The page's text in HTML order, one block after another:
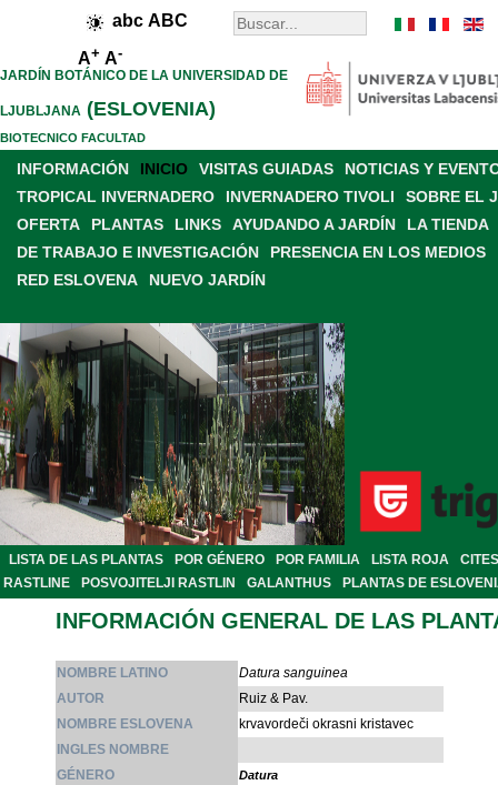
abc ABC
A+ A-
JARDÍN BOTÁNICO DE LA UNIVERSIDAD DE
LJUBLJANA (ESLOVENIA)
BIOTECNICO FACULTAD
INFORMACIÓN INICIO VISITAS GUIADAS
NOTICIAS Y
TROPICAL INVERNADERO
INVERNADERO TIVOLI
SOBRE EL
OFERTA
PLANTAS LINKS AYUDANDO A JARDÍN
LA TIENDA
DE TRABAJO E INVESTIGACIÓN
PRESENCIA EN LOS MEDIOS
RED ESLOVENA
NUEVO JARDÍN
LISTA DE LAS PLANTAS POR GÉNERO POR FAMILIA LISTA ROJA
CITES
RASTLINE
POSVOJITELJI RASTLIN GALANTHUS PLANTAS DE
INFORMACIÓN GENERAL DE LAS
NOMBRE LATINO
Datura sanguinea
AUTOR
Ruiz & Pav.
NOMBRE ESLOVENA
krvavordeči okrasni kristavec
INGLES NOMBRE
GÉNERO
Datura